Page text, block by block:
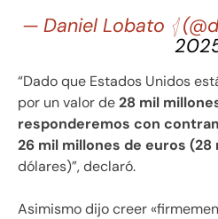
— Daniel Lobato 𓂆
“Dado que Estados Unidos
por un valor de28 mil
responderemos con
26 mil millones de euros (28
dólares)”, declaró.
Asimismo dijo creer